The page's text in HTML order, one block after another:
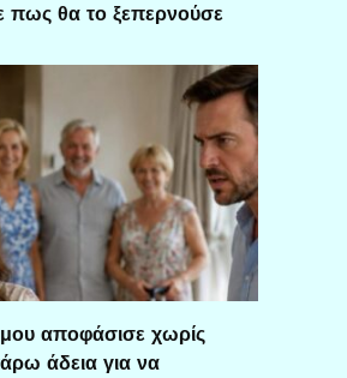
πως θα το ξεπερνούσε
αποφάσισε χωρίς
άδεια για να